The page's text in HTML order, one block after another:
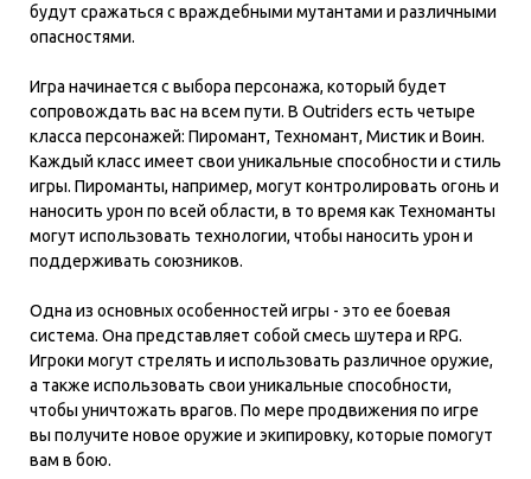
будут сражаться с враждебными мутантами и различными
опасностями.
Игра начинается с выбора персонажа, который будет
сопровождать вас на всем пути. В Outriders есть четыре
класса персонажей: Пиромант, Техномант, Мистик и Воин.
Каждый класс имеет свои уникальные способности и стиль
игры. Пироманты, например, могут контролировать огонь и
наносить урон по всей области, в то время как Техноманты
могут использовать технологии, чтобы наносить урон и
поддерживать союзников.
Одна из основных особенностей игры - это ее боевая
система. Она представляет собой смесь шутера и RPG.
Игроки могут стрелять и использовать различное оружие,
а также использовать свои уникальные способности,
чтобы уничтожать врагов. По мере продвижения по игре
вы получите новое оружие и экипировку, которые помогут
вам в бою.